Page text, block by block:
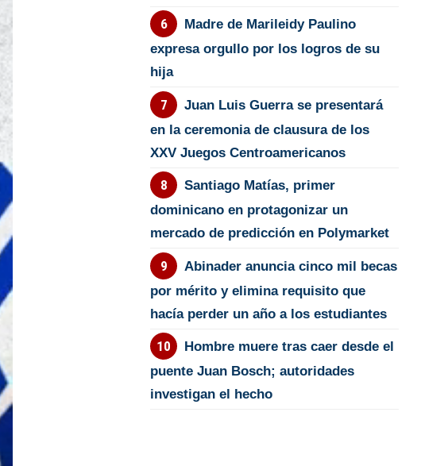
Madre de Marileidy Paulino
expresa orgullo por los logros de su
hija
Juan Luis Guerra se presentará
en la ceremonia de clausura de los
XXV Juegos Centroamericanos
Santiago Matías, primer
dominicano en protagonizar un
mercado de predicción en Polymarket
Abinader anuncia cinco mil becas
por mérito y elimina requisito que
hacía perder un año a los estudiantes
Hombre muere tras caer desde el
puente Juan Bosch; autoridades
investigan el hecho